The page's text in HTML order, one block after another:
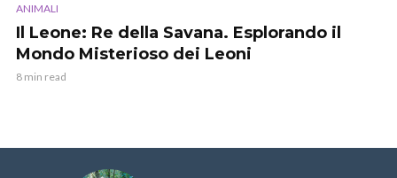
ANIMALI
Il Leone: Re della Savana. Esplorando il
Mondo Misterioso dei Leoni
8 min read